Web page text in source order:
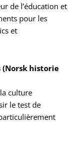
de l’éducation et
pour les
et
(Norsk historie
culture
le test de